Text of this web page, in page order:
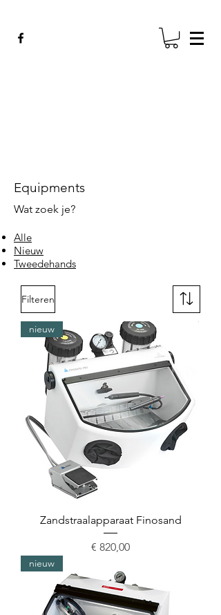
Equipments
Wat zoek je?
Alle
Nieuw
Tweedehands
Filteren
nieuw
Zandstraalapparaat Finosand
Prijs
€ 820,00
nieuw